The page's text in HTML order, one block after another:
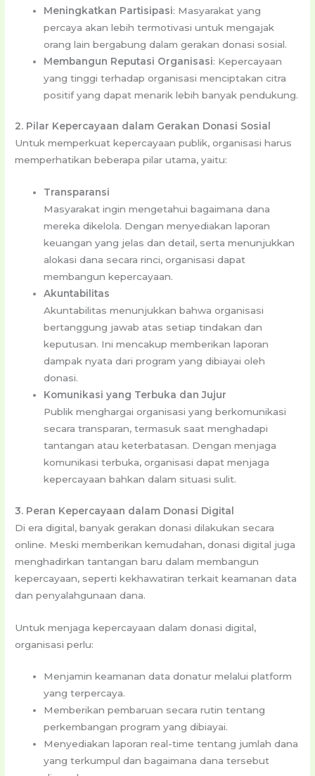
Meningkatkan Partisipasi: Masyarakat yang
percaya akan lebih termotivasi untuk mengajak
orang lain bergabung dalam gerakan donasi sosial.
Membangun Reputasi Organisasi: Kepercayaan
yang tinggi terhadap organisasi menciptakan citra
positif yang dapat menarik lebih banyak pendukung.
2. Pilar Kepercayaan dalam Gerakan Donasi Sosial
Untuk memperkuat kepercayaan publik, organisasi harus
memperhatikan beberapa pilar utama, yaitu:
Transparansi
Masyarakat ingin mengetahui bagaimana dana
mereka dikelola. Dengan menyediakan laporan
keuangan yang jelas dan detail, serta menunjukkan
alokasi dana secara rinci, organisasi dapat
membangun kepercayaan.
Akuntabilitas
Akuntabilitas menunjukkan bahwa organisasi
bertanggung jawab atas setiap tindakan dan
keputusan. Ini mencakup memberikan laporan
dampak nyata dari program yang dibiayai oleh
donasi.
Komunikasi yang Terbuka dan Jujur
Publik menghargai organisasi yang berkomunikasi
secara transparan, termasuk saat menghadapi
tantangan atau keterbatasan. Dengan menjaga
komunikasi terbuka, organisasi dapat menjaga
kepercayaan bahkan dalam situasi sulit.
3. Peran Kepercayaan dalam Donasi Digital
Di era digital, banyak gerakan donasi dilakukan secara
online. Meski memberikan kemudahan, donasi digital juga
menghadirkan tantangan baru dalam membangun
kepercayaan, seperti kekhawatiran terkait keamanan data
dan penyalahgunaan dana.
Untuk menjaga kepercayaan dalam donasi digital,
organisasi perlu:
Menjamin keamanan data donatur melalui platform
yang terpercaya.
Memberikan pembaruan secara rutin tentang
perkembangan program yang dibiayai.
Menyediakan laporan real-time tentang jumlah dana
yang terkumpul dan bagaimana dana tersebut